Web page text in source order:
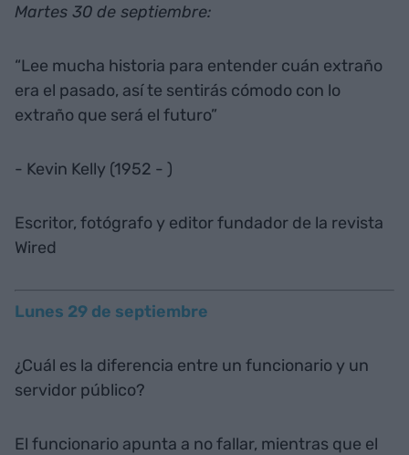
Martes 30 de septiembre:
“Lee mucha historia para entender cuán extraño
era el pasado, así te sentirás cómodo con lo
extraño que será el futuro”
- Kevin Kelly (1952 - )
Escritor, fotógrafo y editor fundador de la revista
Wired
Lunes 29 de septiembre
¿Cuál es la diferencia entre un funcionario y un
servidor público?
El funcionario apunta a no fallar, mientras que el